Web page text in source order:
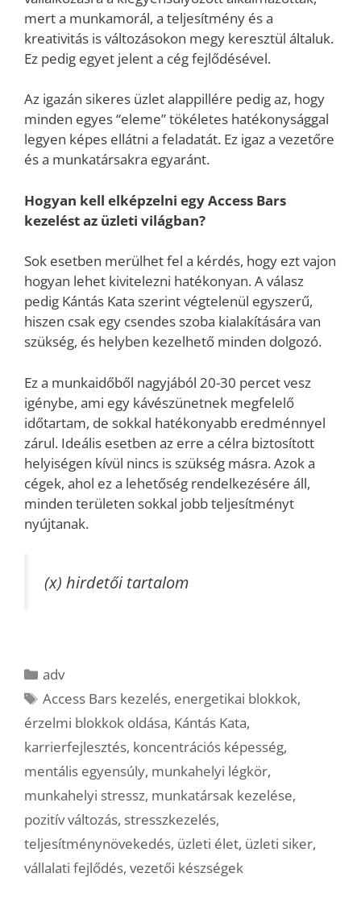
mert a munkamorál, a teljesítmény és a
kreativitás is változásokon megy keresztül általuk.
Ez pedig egyet jelent a cég fejlődésével.
Az igazán sikeres üzlet alappillére pedig az, hogy
minden egyes “eleme” tökéletes hatékonysággal
legyen képes ellátni a feladatát. Ez igaz a vezetőre
és a munkatársakra egyaránt.
Hogyan kell elképzelni egy Access Bars
kezelést az üzleti világban?
Sok esetben merülhet fel a kérdés, hogy ezt vajon
hogyan lehet kivitelezni hatékonyan. A válasz
pedig Kántás Kata szerint végtelenül egyszerű,
hiszen csak egy csendes szoba kialakítására van
szükség, és helyben kezelhető minden dolgozó.
Ez a munkaidőből nagyjából 20-30 percet vesz
igénybe, ami egy kávészünetnek megfelelő
időtartam, de sokkal hatékonyabb eredménnyel
zárul. Ideális esetben az erre a célra biztosított
helyiségen kívül nincs is szükség másra. Azok a
cégek, ahol ez a lehetőség rendelkezésére áll,
minden területen sokkal jobb teljesítményt
nyújtanak.
(x) hirdetői tartalom
Kategória
adv
Címkék
Access Bars kezelés, energetikai blokkok,
érzelmi blokkok oldása, Kántás Kata,
karrierfejlesztés, koncentrációs képesség,
mentális egyensúly, munkahelyi légkör,
munkahelyi stressz, munkatársak kezelése,
pozitív változás, stresszkezelés,
teljesítménynövekedés, üzleti élet, üzleti siker,
vállalati fejlődés, vezetői készségek